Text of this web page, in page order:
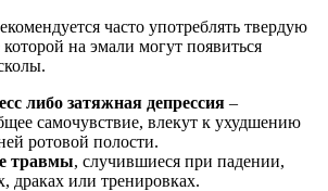
часто употреблять твердую
на эмали могут появиться
либо затяжная депрессия –
самочувствие, влекут к ухудшению
ротовой полости.
травмы, случившиеся при падении,
драках или тренировках.